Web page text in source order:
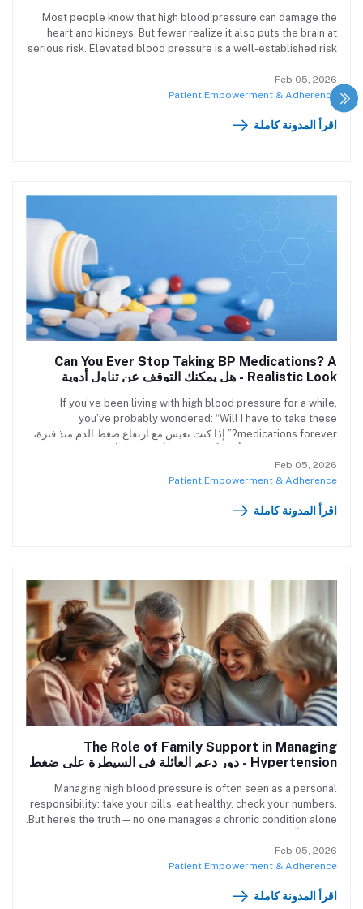
Most people know that high blood pressure can damage the
heart and kidneys. But fewer realize it also puts the brain at
serious risk. Elevated blood pressure is a well-established risk
cognitive impairment on vascular bases, increasing evidence
suggests a potential association of hypertension with the
يعلم معظم الناس أن ارتفاع ضغط الدم يمكن أن يُلحق الضرر بالقلب
Feb 05, 2026
Patient Empowerment & Adherence
اقرأ المدونة كاملة
Can You Ever Stop Taking BP Medications? A
Realistic Look - هل يمكنك التوقف عن تناول أدوية
If you’ve been living with high blood pressure for a while,
you’ve probably wondered: “Will I have to take these
medications forever?” إذا كنت تعيش مع ارتفاع ضغط الدم منذ فترة،
Feb 05, 2026
Patient Empowerment & Adherence
اقرأ المدونة كاملة
The Role of Family Support in Managing
Hypertension - دور دعم العائلة في السيطرة على ضغط
Managing high blood pressure is often seen as a personal
responsibility: take your pills, eat healthy, check your numbers.
But here’s the truth—no one manages a chronic condition alone.
فردية: تناول الأدوية، اتباع نظام غذائي صحي، ومراقبة القراءات بانتظام.
لكن الحقيقة؟ لا أحد يستطيع إدارة مرض مزمن وحده.
Feb 05, 2026
Patient Empowerment & Adherence
اقرأ المدونة كاملة